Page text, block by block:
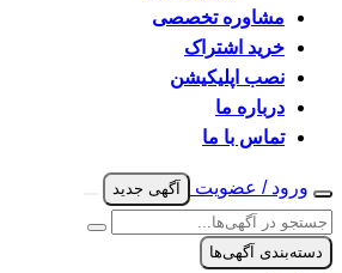
مشاوره تخصصی
خرید اشتراک
نصب اپلیکیشن
درباره ما
تماس با ما
ورود / عضویت آگهی جدید
دسته‌بندی آگهی‌ها